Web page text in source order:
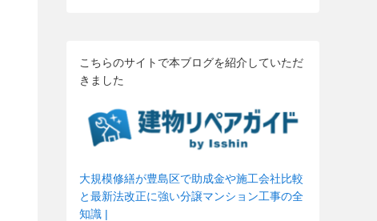
こちらのサイトで本ブログを紹介していただ
きました
大規模修繕が豊島区で助成金や施工会社比較
と最新法改正に強い分譲マンション工事の全
知識 |